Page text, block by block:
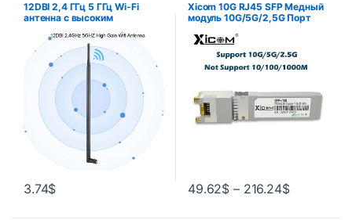
12DBI 2,4 ГГц 5 ГГц Wi-Fi
антенна с высоким
коэффициентом усиления
RPSMA двухдиапазонная
беспроводная Wi-Fi антенна
3.74$
Xicom 10G RJ45 SFP Медный
модуль 10G/5G/2,5G Порт
10GBase-T RJ45 Совместим с
Ethernet-коммутатором
Cisco/Mikrotik
49.62$ – 216.24$